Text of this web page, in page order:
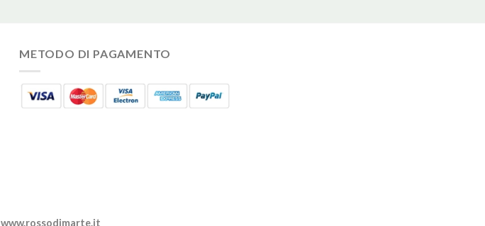
METODO DI PAGAMENTO
www.rossodimarte.it